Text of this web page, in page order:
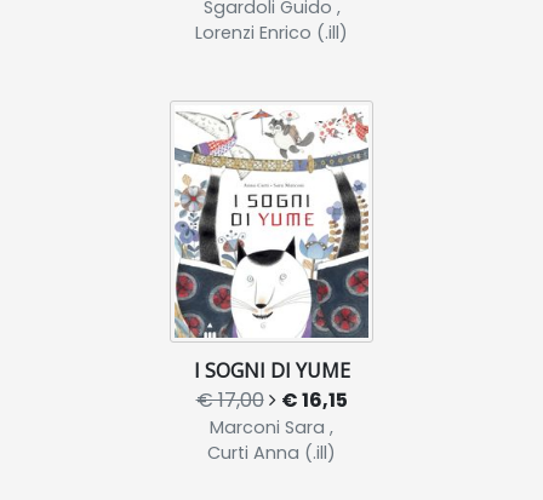
Sgardoli Guido ,
Lorenzi Enrico (.ill)
I SOGNI DI YUME
€ 17,00 € 16,15
Marconi Sara ,
Curti Anna (.ill)